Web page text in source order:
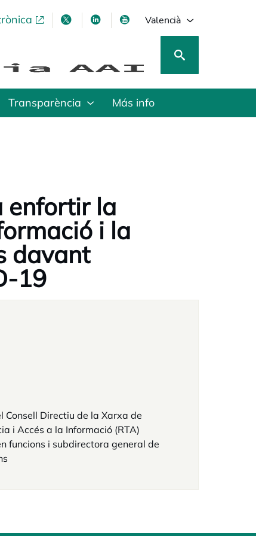
in a new tabopens in a new tab
opens in a new tab
opens in a new tab
Valencià
Transparència Más info
enfortir la
i la
davant
19
Consell Directiu de la Xarxa de
i Accés a la Informació (RTA)
funcions i subdirectora general de